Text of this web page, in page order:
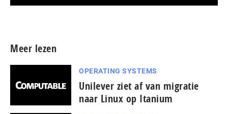
Meer lezen
OPERATING SYSTEMS
Unilever ziet af van migratie
naar Linux op Itanium